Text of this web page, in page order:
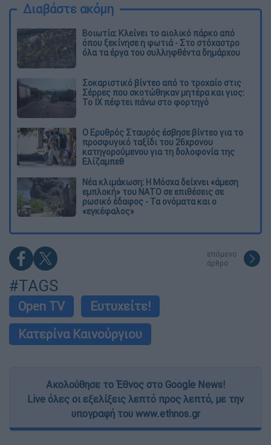
Διαβάστε ακόμη
Βοιωτία: Κλείνει το αιολικό πάρκο από
όπου ξεκίνησε η φωτιά - Στο στόχαστρο
όλα τα έργα του συλληφθέντα δημάρχου
Σοκαριστικό βίντεο από το τροχαίο στις
Σέρρες που σκοτώθηκαν μητέρα και γιος:
Το ΙΧ πέφτει πάνω στο φορτηγό
Ο Ερυθρός Σταυρός έσβησε βίντεο για το
προσφυγικό ταξίδι του 26χρονου
κατηγορούμενου για τη δολοφονία της
Ελίζαμπεθ
Νέα κλιμάκωση: Η Μόσχα δείχνει «άμεση
εμπλοκή» του ΝΑΤΟ σε επιθέσεις σε
ρωσικό έδαφος - Τα ονόματα και ο
«εγκέφαλος»
επόμενο
άρθρο
#TAGS
Open TV
Ευτυχείτε!
Κατερίνα Καινούργιου
Ακολούθησε το Έθνος στο Google News!
Live όλες οι εξελίξεις λεπτό προς λεπτό, με την
υπογραφή του www.ethnos.gr